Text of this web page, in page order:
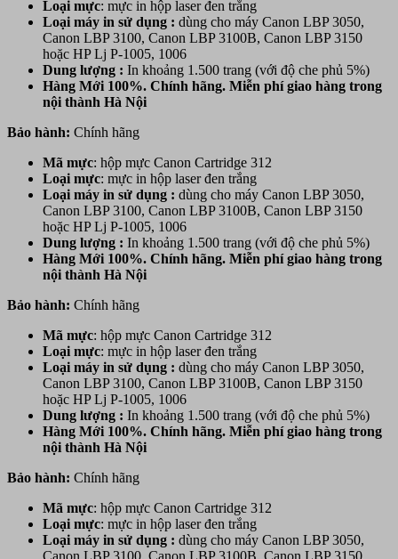
Loại mực: mực in hộp laser đen trắng
Loại máy in sử dụng : dùng cho máy Canon LBP 3050,
Canon LBP 3100, Canon LBP 3100B, Canon LBP 3150
hoặc HP Lj P-1005, 1006
Dung lượng : In khoảng 1.500 trang (với độ che phủ 5%)
Hàng Mới 100%. Chính hãng. Miễn phí giao hàng trong
nội thành Hà Nội
Bảo hành: Chính hãng
Mã mực: hộp mực Canon Cartridge 312
Loại mực: mực in hộp laser đen trắng
Loại máy in sử dụng : dùng cho máy Canon LBP 3050,
Canon LBP 3100, Canon LBP 3100B, Canon LBP 3150
hoặc HP Lj P-1005, 1006
Dung lượng : In khoảng 1.500 trang (với độ che phủ 5%)
Hàng Mới 100%. Chính hãng. Miễn phí giao hàng trong
nội thành Hà Nội
Bảo hành: Chính hãng
Mã mực: hộp mực Canon Cartridge 312
Loại mực: mực in hộp laser đen trắng
Loại máy in sử dụng : dùng cho máy Canon LBP 3050,
Canon LBP 3100, Canon LBP 3100B, Canon LBP 3150
hoặc HP Lj P-1005, 1006
Dung lượng : In khoảng 1.500 trang (với độ che phủ 5%)
Hàng Mới 100%. Chính hãng. Miễn phí giao hàng trong
nội thành Hà Nội
Bảo hành: Chính hãng
Mã mực: hộp mực Canon Cartridge 312
Loại mực: mực in hộp laser đen trắng
Loại máy in sử dụng : dùng cho máy Canon LBP 3050,
Canon LBP 3100, Canon LBP 3100B, Canon LBP 3150